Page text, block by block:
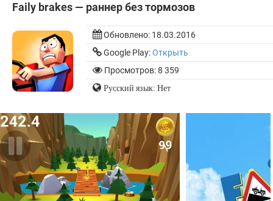
Faily brakes — раннер без тормозов
Обновлено: 18.03.2016
Google Play:Открыть
Просмотров: 8 359
Русский язык: Нет